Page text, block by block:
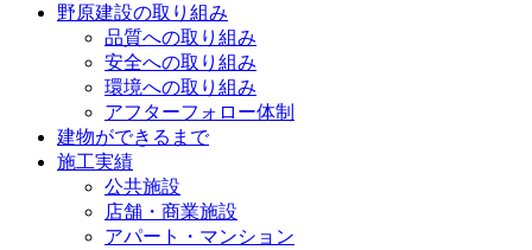
野原建設の取り組み
品質への取り組み
安全への取り組み
環境への取り組み
アフターフォロー体制
建物ができるまで
施工実績
公共施設
店舗・商業施設
アパート・マンション